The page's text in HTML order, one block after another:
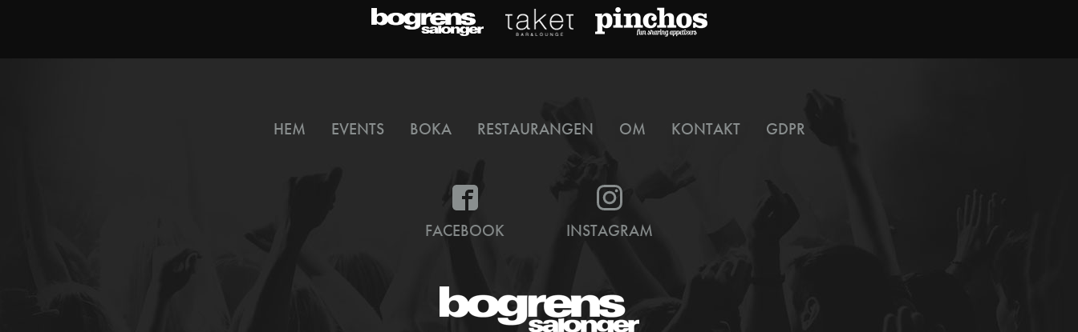
HEM EVENTS BOKA RESTAURANGEN OM KONTAKT GDPR
FACEBOOK INSTAGRAM